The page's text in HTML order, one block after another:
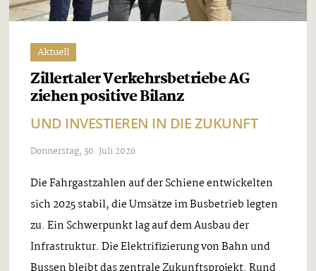
Aktuell
Zillertaler Verkehrsbetriebe AG
ziehen positive Bilanz
UND INVESTIEREN IN DIE ZUKUNFT
Donnerstag, 30. Juli 2026
Die Fahrgastzahlen auf der Schiene entwickelten
sich 2025 stabil, die Umsätze im Busbetrieb legten
zu. Ein Schwerpunkt lag auf dem Ausbau der
Infrastruktur. Die Elektrifizierung von Bahn und